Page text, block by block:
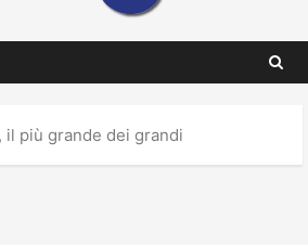
il più grande dei grandi